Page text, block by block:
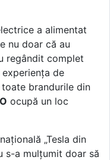
a alimentat
nu doar că au
regândit complet
de
brandurile din
ocupă un loc
„Tesla din
s-a mulțumit doar să